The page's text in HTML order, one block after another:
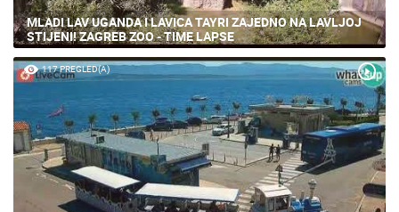
MLADI LAV UGANDA I LAVICA TAYRI ZAJEDNO NA LAVLJOJ
STIJENI! ZAGREB ZOO - TIME LAPSE
117 PREGLED(A)